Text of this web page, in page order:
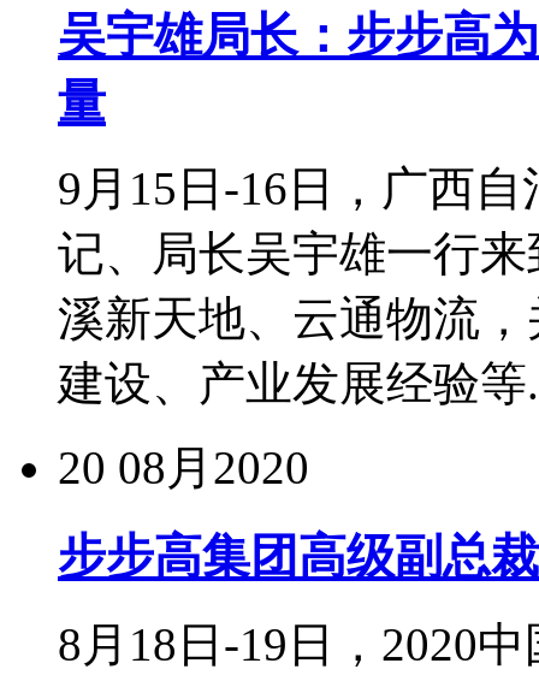
吴宇雄局长：步步高
量
9月15日-16日，广西
记、局长吴宇雄一行
溪新天地、云通物流
建设、产业发展经验等
20 08月2020
步步高集团高级副总
8月18日-19日，2020